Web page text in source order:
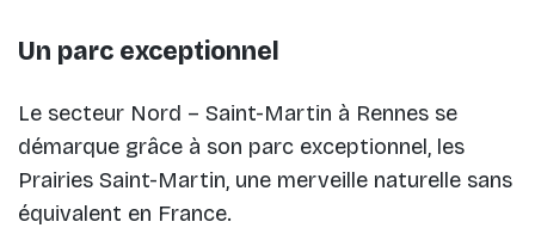
Un parc exceptionnel
Le secteur Nord – Saint-Martin à Rennes se
démarque grâce à son parc exceptionnel, les
Prairies Saint-Martin, une merveille naturelle sans
équivalent en France.